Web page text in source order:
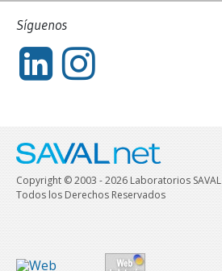
Síguenos
Copyright © 2003 - 2026 Laboratorios SAVAL
Todos los Derechos Reservados